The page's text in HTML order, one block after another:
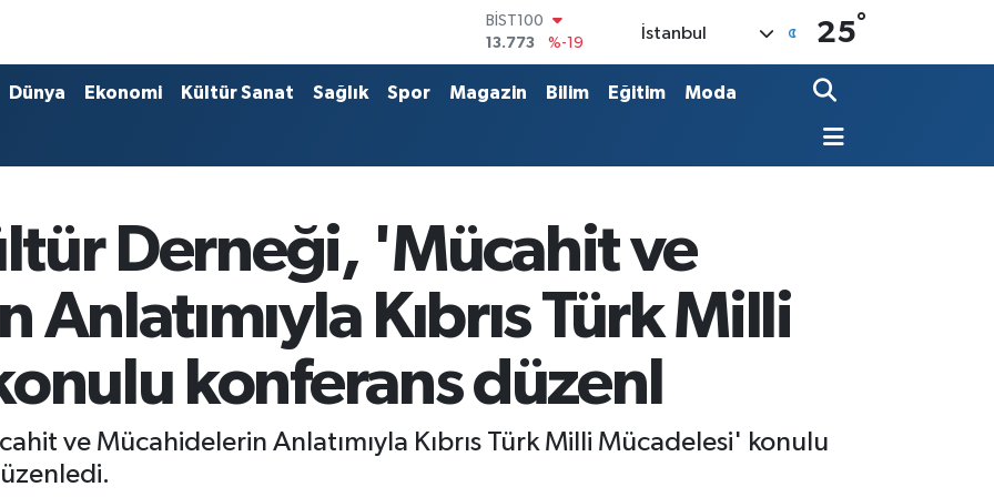
BİST100
13.773
%-19
BITCOIN
65.130,04
%1.2
%0.38
GRAM ALTIN
6648.99
%2.59
İstanbul 25°
Dünya Ekonomi Kültür Sanat Sağlık Spor Magazin Bilim Eğitim Moda
Derneği, 'Mücahit ve
Kıbrıs Türk Milli
konferans düzenl
ve Mücahidelerin Anlatımıyla Kıbrıs Türk Milli Mücadelesi' konulu